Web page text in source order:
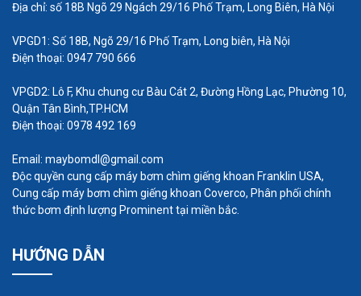
Địa chỉ: số 18B Ngõ 29 Ngách 29/16 Phố Trạm, Long Biên, Hà Nội
VPGD1: Số 18B, Ngõ 29/16 Phố Trạm, Long biên, Hà Nội
Điện thoại: 0947 790 666
VPGD2: Lô F, Khu chung cư Bàu Cát 2, Đường Hồng Lạc, Phường 10,
Quận Tân Bình,TP.HCM
Điện thoại: 0978 492 169
Email: maybomdl@gmail.com
Độc quyền cung cấp máy bơm chìm giếng khoan Franklin USA,
Cung cấp máy bơm chìm giếng khoan Coverco, Phân phối chính
thức bơm định lượng Prominent tại miền bắc.
HƯỚNG DẪN